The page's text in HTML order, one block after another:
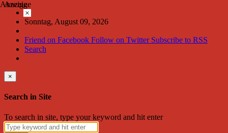
Sonntag, August 09, 2026
Friend on Facebook Follow on Twitter Subscribe to RSS
Search
×
Search in Site
To search in site, type your keyword and hit enter
Anzeige
×
Anzeige